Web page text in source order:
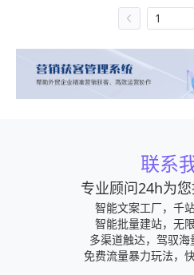
算法是预估匹配，所以一般
要少一些。但是，我们可以
竞争，比如，当你搜索“榨
联系
专业顾问24h为
智能文案工厂，千
智能批量建站，无
多渠道触达，驾驭
免费流量暴力玩法，